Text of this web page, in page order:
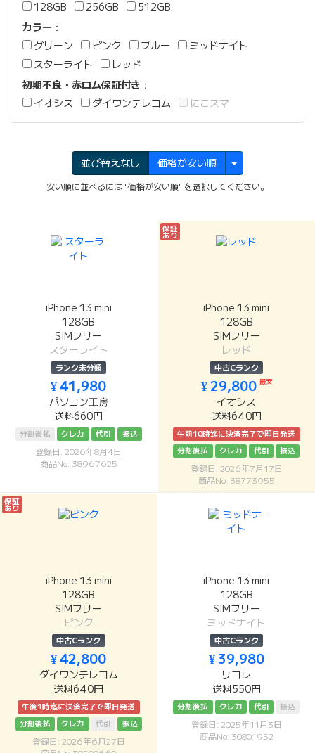
128GB
256GB
512GB
カラー ：
グリーン
ピンク ブルー
ミッドナイト
スターライト
レッド
初期不良・赤ロム保証付き ：
イオシス
ダイワンテレコム にこスマ
並び替えなし 価格が安い順
安い順に並べるには "価格が安い順" を選択してください。
iPhone 13 mini
128GB
SIMフリー
スターライト
ランク未分類
¥ 41,980
パソコン工房
送料660円
分割後払 クレカ 代引 振込
登録日: 2026年8月4日
商品No: 38967625
保証
あり
iPhone 13 mini
128GB
SIMフリー
レッド
中古Cランク
¥ 29,800 最安
イオシス
送料640円
午前10時迄に決済完了で即日発送
分割後払
クレカ 代引 振込
登録日: 2026年7月17日
商品No: 38773955
保証
あり
iPhone 13 mini
128GB
SIMフリー
ピンク
中古Cランク
¥ 42,800
ダイワンテレコム
送料640円
午後1時迄に決済完了で即日発送
分割後払
クレカ 代引 振込
登録日: 2026年6月27日
iPhone 13 mini
128GB
SIMフリー
ミッドナイト
中古Cランク
¥ 39,980
リコレ
送料550円
分割後払 クレカ 代引 振込
登録日: 2025年11月3日
商品No: 30801952